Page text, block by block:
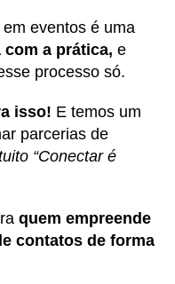
eventos é uma
com a prática, e
processo só.
isso! E temos um
parcerias de
“Conectar é
quem empreende
contatos de forma